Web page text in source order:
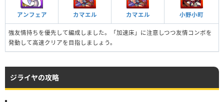
アンフェア カマエル カマエル 小野小町
強友情持ちを優先して編成しました。「加速床」に注意しつつ友情コンボを
発動して高速クリアを目指しましょう。
ジライヤの攻略